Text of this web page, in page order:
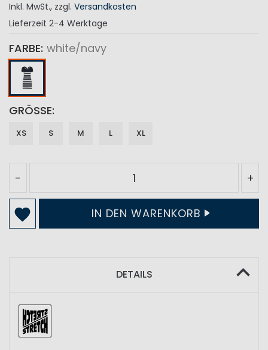
Inkl. MwSt., zzgl. Versandkosten
Lieferzeit 2-4 Werktage
FARBE white/navy
GRÖSSE
XS S M L XL
- +
IN DEN WARENKORB
DETAILS